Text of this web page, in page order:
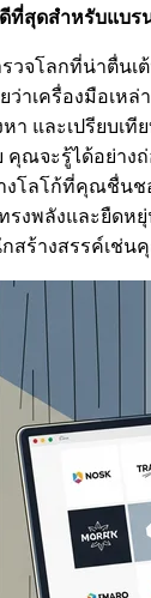
ที่สุดสำหรับแบร
จโลกที่น่าตื่นเ
ว่าเครื่องมือเหล่
และเปรียบเที
คุณจะรู้ได้อย่าง
โลโก้ที่คุณชื่นช
รงพลังและยืดห
สร้างสรรค์เช่น